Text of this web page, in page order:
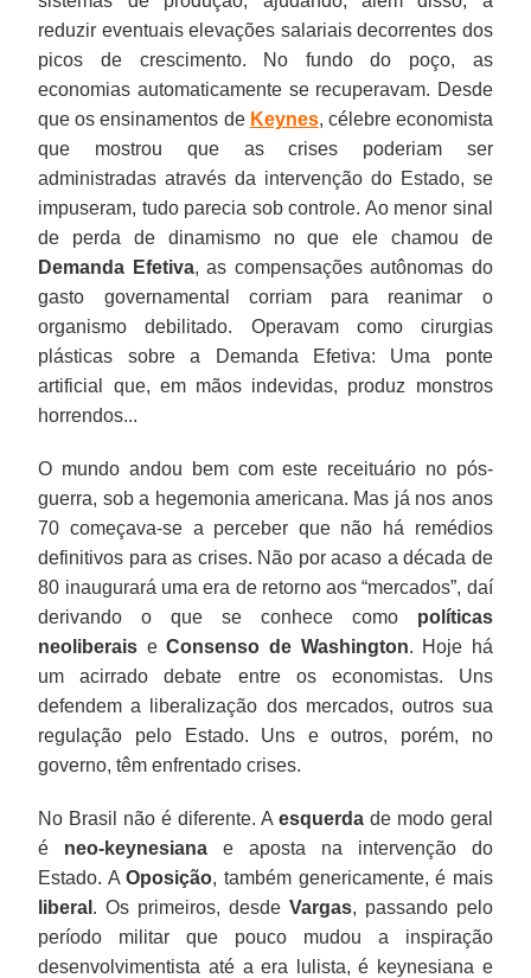
reduzir eventuais elevações salariais decorrentes dos
picos de crescimento. No fundo do poço, as
economias automaticamente se recuperavam. Desde
que os ensinamentos de Keynes, célebre economista
que mostrou que as crises poderiam ser
administradas através da intervenção do Estado, se
impuseram, tudo parecia sob controle. Ao menor sinal
de perda de dinamismo no que ele chamou de
Demanda Efetiva, as compensações autônomas do
gasto governamental corriam para reanimar o
organismo debilitado. Operavam como cirurgias
plásticas sobre a Demanda Efetiva: Uma ponte
artificial que, em mãos indevidas, produz monstros
horrendos...
O mundo andou bem com este receituário no pós-
guerra, sob a hegemonia americana. Mas já nos anos
70 começava-se a perceber que não há remédios
definitivos para as crises. Não por acaso a década de
80 inaugurará uma era de retorno aos “mercados”, daí
derivando o que se conhece como políticas
neoliberais eConsenso de Washington. Hoje há
um acirrado debate entre os economistas. Uns
defendem a liberalização dos mercados, outros sua
regulação pelo Estado. Uns e outros, porém, no
governo, têm enfrentado crises.
No Brasil não é diferente. A esquerdade modo geral
é neo-keynesiana e aposta na intervenção do
Estado. AOposição, também genericamente, é mais
liberal . Os primeiros, desde Vargas, passando pelo
período militar que pouco mudou a inspiração
desenvolvimentista até a era lulista, é keynesiana e